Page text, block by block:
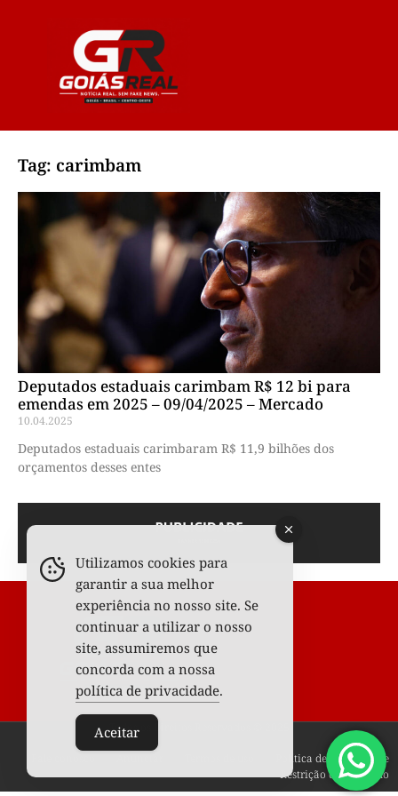
Tag: carimbam
Deputados estaduais carimbam R$ 12 bi para
emendas em 2025 – 09/04/2025 – Mercado
10.04.2025
Deputados estaduais carimbaram R$ 11,9 bilhões dos
orçamentos desses entes
Todos os Direitos Reservados © 2025
Política de privacidade
Restrição de conteúdo
Utilizamos cookies para
garantir a sua melhor
experiência no nosso site. Se
continuar a utilizar o nosso
site, assumiremos que
concorda com a nossa
política de privacidade.
Aceitar